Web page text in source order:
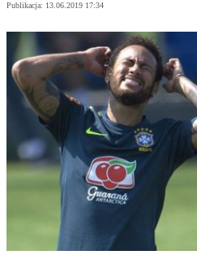
Publikacja: 13.06.2019 17:34